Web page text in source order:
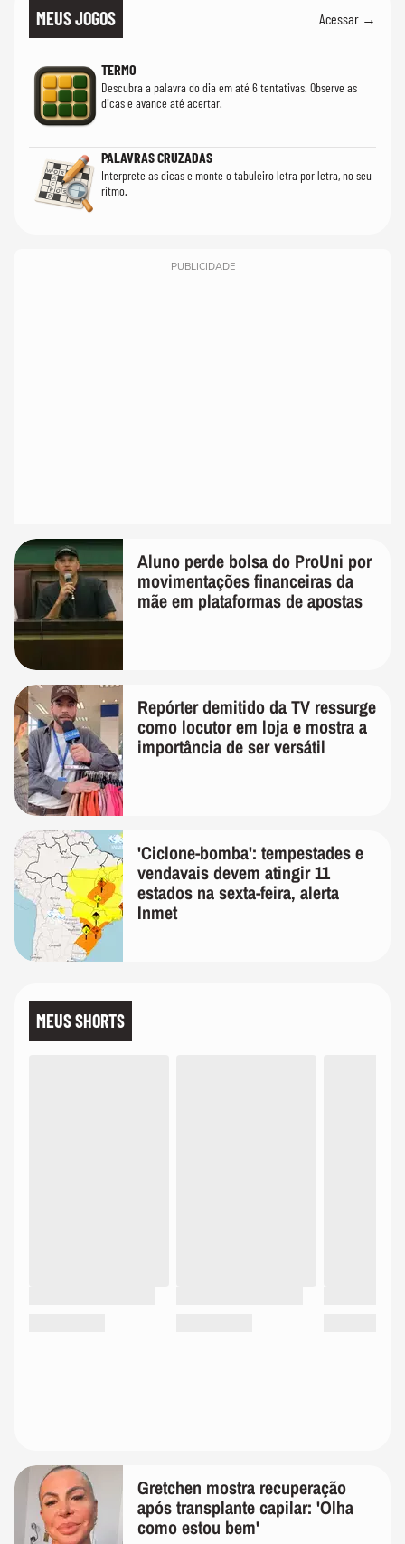
MEUS JOGOS Acessar →
TERMO
Descubra a palavra do dia em até 6 tentativas. Observe as
dicas e avance até acertar.
PALAVRAS CRUZADAS
Interprete as dicas e monte o tabuleiro letra por letra, no seu
ritmo.
PUBLICIDADE
Aluno perde bolsa do ProUni por
movimentações financeiras da
mãe em plataformas de apostas
Repórter demitido da TV ressurge
como locutor em loja e mostra a
importância de ser versátil
'Ciclone-bomba': tempestades e
vendavais devem atingir 11
estados na sexta-feira, alerta
Inmet
MEUS SHORTS
Gretchen mostra recuperação
após transplante capilar: 'Olha
como estou bem'